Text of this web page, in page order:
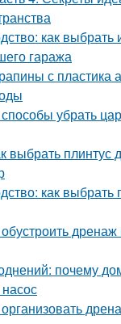
как выбрать
гаража
с пластика
убрать
выбрать плинтус
как выбрать
почему